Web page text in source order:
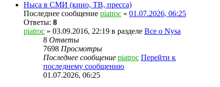
Ныса в СМИ (кино, ТВ, пресса)
Последнее сообщение piatroc « 01.07.2026, 06:25
Ответы: 8
piatroc » 03.09.2016, 22:19 в разделе Все о Nysa
8 Ответы
7698 Просмотры
Последнее сообщение piatroc Перейти к
последнему сообщению
01.07.2026, 06:25